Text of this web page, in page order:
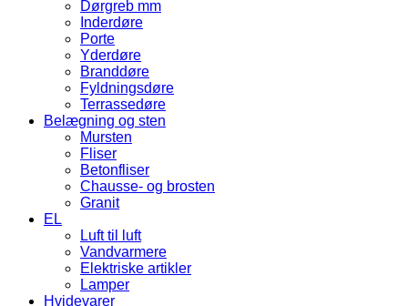
Dørgreb mm
Inderdøre
Porte
Yderdøre
Branddøre
Fyldningsdøre
Terrassedøre
Belægning og sten
Mursten
Fliser
Betonfliser
Chausse- og brosten
Granit
EL
Luft til luft
Vandvarmere
Elektriske artikler
Lamper
Hvidevarer